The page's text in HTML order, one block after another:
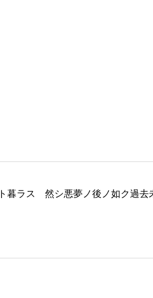
ス 然シ悪夢ノ後ノ如ク過去未